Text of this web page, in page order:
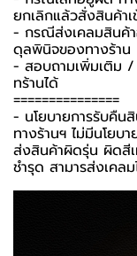
ยกเลิกแล้วสั่งสินค้าเ
- กรณีส่งเคลมสินค้า
ดุลพินิจของทางร้าน
- สอบถามเพิ่มเติม /
ทร้านได้
===============
-️ นโยบายการรับคืน
ทางร้านฯ ไม่มีนโยบ
ส่งสินค้าผิดรุ่น ผิดสี
ชำรุด สามารส่งเคล